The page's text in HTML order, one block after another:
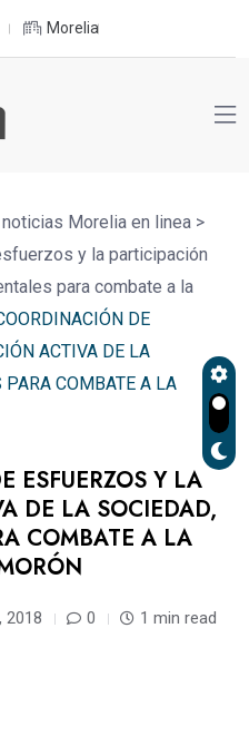
Morelia
Morelia en linea >
y la participación
para combate a la
DE
ACTIVA DE LA
COMBATE A LA
ESFUERZOS Y LA
DE LA SOCIEDAD,
COMBATE A LA
2018 0 1 min read